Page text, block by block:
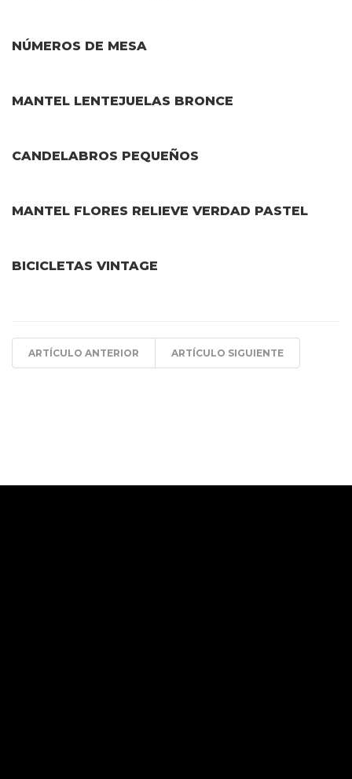
NÚMEROS DE MESA
MANTEL LENTEJUELAS BRONCE
CANDELABROS PEQUEÑOS
MANTEL FLORES RELIEVE VERDAD PASTEL
BICICLETAS VINTAGE
ARTÍCULO ANTERIOR ARTÍCULO SIGUIENTE